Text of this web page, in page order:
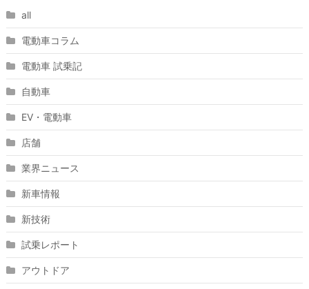
all
電動車コラム
電動車 試乗記
自動車
EV・電動車
店舗
業界ニュース
新車情報
新技術
試乗レポート
アウトドア